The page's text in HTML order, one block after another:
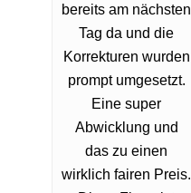
bereits am nächsten
Tag da und die
Korrekturen wurden
prompt umgesetzt.
Eine super
Abwicklung und
das zu einen
wirklich fairen Preis.